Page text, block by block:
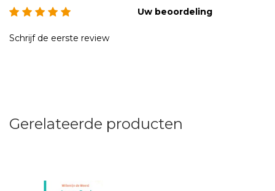
Uw beoordeling
Schrijf de eerste review
Gerelateerde producten